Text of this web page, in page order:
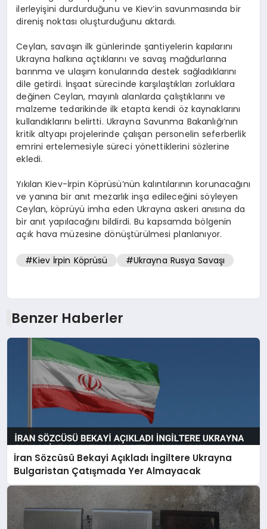
ilerleyişini durdurduğunu ve Kiev’in savunmasında bir
direniş noktası oluşturduğunu aktardı.
Ceylan, savaşın ilk günlerinde şantiyelerin kapılarını
Ukrayna halkına açtıklarını ve savaş mağdurlarına
barınma ve ulaşım konularında destek sağladıklarını
dile getirdi. İnşaat sürecinde karşılaştıkları zorluklara
değinen Ceylan, mayınlı alanlarda çalıştıklarını ve
malzeme tedarikinde ilk etapta kendi öz kaynaklarını
kullandıklarını belirtti. Ukrayna Savunma Bakanlığı’nın
kritik altyapı projelerinde çalışan personelin seferberlik
emrini ertelemesiyle süreci yönettiklerini sözlerine
ekledi.
Yıkılan Kiev-İrpin Köprüsü’nün kalıntılarının korunacağını
ve yanına bir anıt mezarlık inşa edileceğini söyleyen
Ceylan, köprüyü imha eden Ukrayna askeri anısına da
bir anıt yapılacağını bildirdi. Bu kapsamda bölgenin
açık hava müzesine dönüştürülmesi planlanıyor.
#Kiev İrpin Köprüsü #Ukrayna Rusya Savaşı
Benzer Haberler
İran Sözcüsü Bekayi Açıkladı İngiltere Ukrayna
Bulgaristan Çatışmada Yer Almayacak